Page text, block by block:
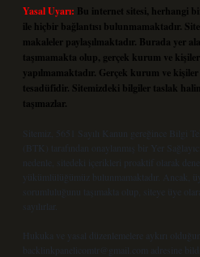
Yasal Uyarı: Bu internet sitesi, herhangi
ile hiçbir bağlantısı bulunmamaktadır.
makaleler paylaşılmaktadır. Burada yer
taşımamakta olup, gerçek kurum ve
yapılmamaktadır. Gerçek kurum ve
tesadüfidir. Sitemizdeki bilgiler taslak
taşımazlar.
Sitemiz, 5651 Sayılı Kanun gereğince Bilgi
(BTK) tarafından onaylanmış bir Yer
nedenle, sitedeki içerikleri proaktif olarak
yükümlülüğümüz bulunmamaktadır. Ancak,
sorumluluğunu taşımakta olup, siteye üye
sayılırlar.
Hukuka ve yasal düzenlemelere aykırı
backlinkpanelicomtr@gmail.com
adresine